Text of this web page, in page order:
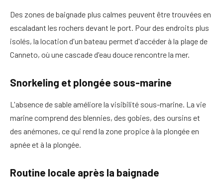
Des zones de baignade plus calmes peuvent être trouvées en
escaladant les rochers devant le port. Pour des endroits plus
isolés, la location d'un bateau permet d'accéder à la plage de
Canneto, où une cascade d'eau douce rencontre la mer.
Snorkeling et plongée sous-marine
L'absence de sable améliore la visibilité sous-marine. La vie
marine comprend des blennies, des gobies, des oursins et
des anémones, ce qui rend la zone propice à la plongée en
apnée et à la plongée.
Routine locale après la baignade